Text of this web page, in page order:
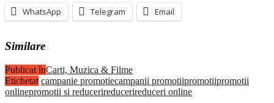
WhatsApp Telegram Email
Similare
Publicat înCarti, Muzica & Filme
Etichetat campanie promotiecampanii promotiipromotiipromotii
onlinepromotii si reducerireducerireduceri online